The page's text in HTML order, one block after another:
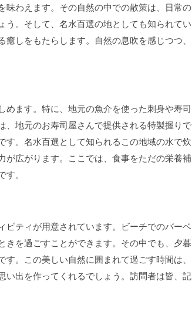
味わえます。その自然の中での散策は、日常の
。そして、名水百選の地としても知られてい
しをもたらします。自然の息吹を感じつつ、
ます。特に、地元の魚介を使った刺身や寿司
、地元のお寿司屋さんで提供される特製握りで
す。名水百選として知られるこの地域の水で炊
が広がります。ここでは、食事をただの栄養補
。
ティが用意されています。ビーチでのバーベ
を過ごすことができます。その中でも、夕暮
す。この美しい自然に囲まれて過ごす時間は、
い出を作ってくれるでしょう。訪問者は皆、記